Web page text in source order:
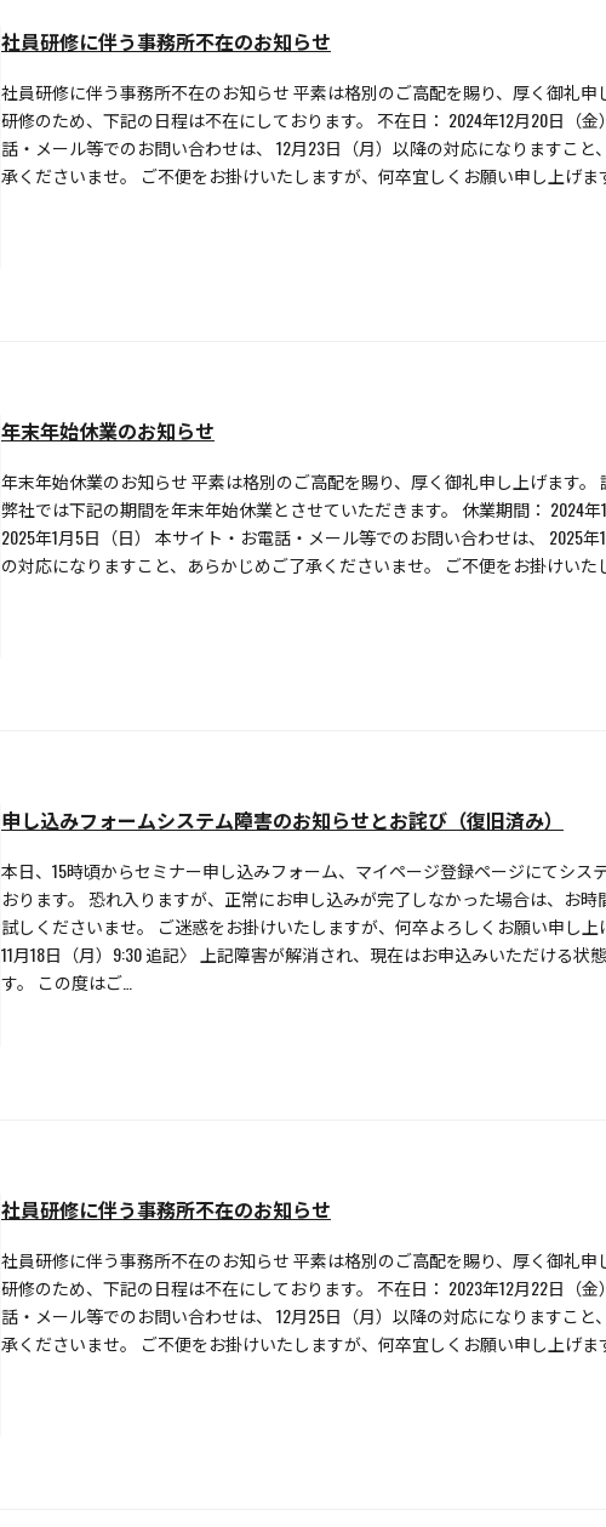
社員研修に伴う事務所不在のお知らせ
社員研修に伴う事務所不在のお知らせ 平素は格別のご高配を賜り、厚く御礼申
研修のため、下記の日程は不在にしております。 不在日： 2024年12月20日（
話・メール等でのお問い合わせは、 12月23日（月）以降の対応になりますこと
承くださいませ。 ご不便をお掛けいたしますが、何卒宜しくお願い申し上げま
年末年始休業のお知らせ
年末年始休業のお知らせ 平素は格別のご高配を賜り、厚く御礼申し上げます。
弊社では下記の期間を年末年始休業とさせていただきます。 休業期間： 2024年
2025年1月5日（日） 本サイト・お電話・メール等でのお問い合わせは、 2025
の対応になりますこと、あらかじめご了承くださいませ。 ご不便をお掛けいた
申し込みフォームシステム障害のお知らせとお詫び（復旧済み）
本日、15時頃からセミナー申し込みフォーム、マイページ登録ページにてシス
おります。 恐れ入りますが、正常にお申し込みが完了しなかった場合は、お時
試しくださいませ。 ご迷惑をお掛けいたしますが、何卒よろしくお願い申し上
11月18日（月）9:30 追記〉 上記障害が解消され、現在はお申込みいただける状
す。 この度はご…
社員研修に伴う事務所不在のお知らせ
社員研修に伴う事務所不在のお知らせ 平素は格別のご高配を賜り、厚く御礼申
研修のため、下記の日程は不在にしております。 不在日： 2023年12月22日（
話・メール等でのお問い合わせは、 12月25日（月）以降の対応になりますこと
承くださいませ。 ご不便をお掛けいたしますが、何卒宜しくお願い申し上げま